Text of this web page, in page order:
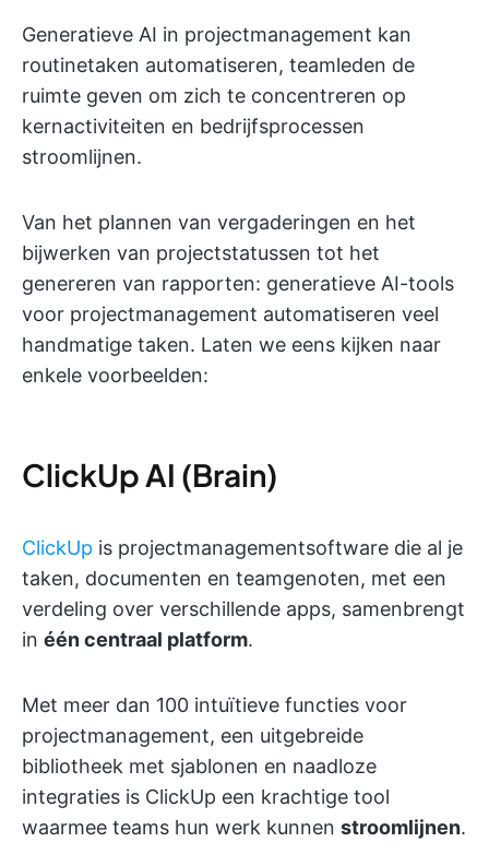
Generatieve AI in projectmanagement kan
routinetaken automatiseren, teamleden de
ruimte geven om zich te concentreren op
kernactiviteiten en bedrijfsprocessen
stroomlijnen.
Van het plannen van vergaderingen en het
bijwerken van projectstatussen tot het
genereren van rapporten: generatieve AI-tools
voor projectmanagement automatiseren veel
handmatige taken. Laten we eens kijken naar
enkele voorbeelden:
ClickUp AI (Brain)
ClickUp is projectmanagementsoftware die al je
taken, documenten en teamgenoten, met een
verdeling over verschillende apps, samenbrengt
in één centraal platform.
Met meer dan 100 intuïtieve functies voor
projectmanagement, een uitgebreide
bibliotheek met sjablonen en naadloze
integraties is ClickUp een krachtige tool
waarmee teams hun werk kunnen stroomlijnen.